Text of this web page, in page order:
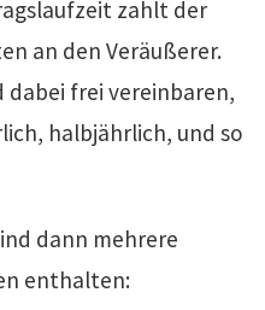
zahlt der
an den Veräußerer.
dabei frei vereinbaren,
halbjährlich, und so
dann mehrere
enthalten: